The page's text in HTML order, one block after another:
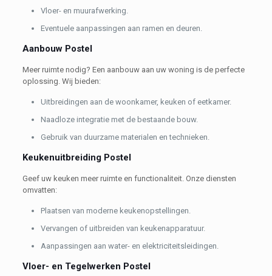
Vloer- en muurafwerking.
Eventuele aanpassingen aan ramen en deuren.
Aanbouw Postel
Meer ruimte nodig? Een aanbouw aan uw woning is de perfecte
oplossing. Wij bieden:
Uitbreidingen aan de woonkamer, keuken of eetkamer.
Naadloze integratie met de bestaande bouw.
Gebruik van duurzame materialen en technieken.
Keukenuitbreiding Postel
Geef uw keuken meer ruimte en functionaliteit. Onze diensten
omvatten:
Plaatsen van moderne keukenopstellingen.
Vervangen of uitbreiden van keukenapparatuur.
Aanpassingen aan water- en elektriciteitsleidingen.
Vloer- en Tegelwerken Postel